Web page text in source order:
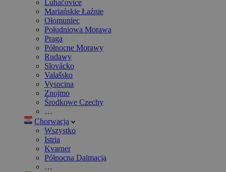
Luhačovice
Mariańskie Łaźnie
Ołomuniec
Południowa Morawa
Praga
Północne Morawy
Rudawy
Slovácko
Valašsko
Vysocina
Znojmo
Środkowe Czechy
…
Chorwacja
Wszystko
Istria
Kvarner
Północna Dalmacja
…